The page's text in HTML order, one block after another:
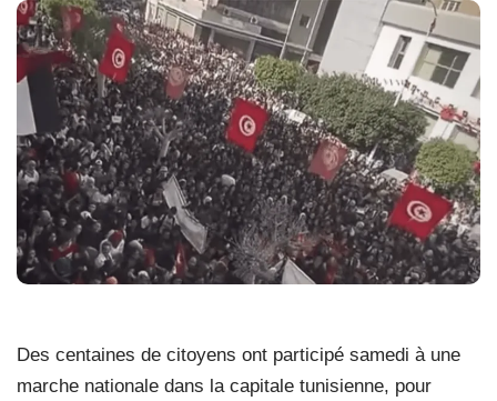
Des centaines de citoyens ont participé samedi à une
marche nationale dans la capitale tunisienne, pour